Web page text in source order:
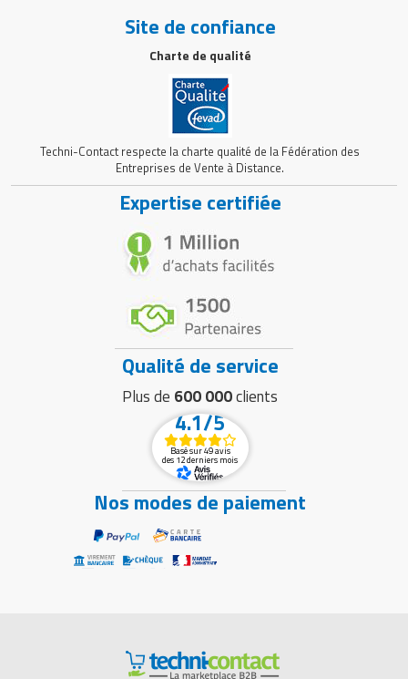
Site de confiance
Charte de qualité
Techni-Contact respecte la charte qualité de la Fédération des
Entreprises de Vente à Distance.
Expertise certifiée
Qualité de service
Plus de 600 000clients
4.1/5
Basé sur 49 avis
des 12 derniers mois
Nos modes de paiement